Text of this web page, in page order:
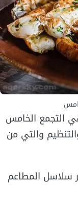
التجمع الخامس
والتي من
سلاسل المطاعم